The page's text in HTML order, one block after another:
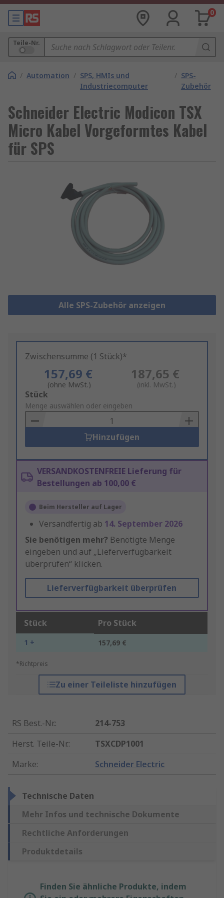
0
Teile-Nr.
/ Automation / SPS, HMIs und
Industriecomputer
/ SPS-
Zubehör
Schneider Electric Modicon TSX
Micro Kabel Vorgeformtes Kabel
für SPS
Alle SPS-Zubehör anzeigen
Zwischensumme (1 Stück)*
157,69 €
(ohne MwSt.)
187,65 €
(inkl. MwSt.)
Add
to
Basket
Stück
Menge auswählen oder eingeben
Hinzufügen
VERSANDKOSTENFREIE Lieferung für
Bestellungen ab 100,00 €
Beim Hersteller auf Lager
Versandfertig ab 14. September 2026
Sie benötigen mehr? Benötigte Menge
eingeben und auf „Lieferverfügbarkeit
überprüfen“ klicken.
Lieferverfügbarkeit überprüfen
Stück Pro Stück
1 + 157,69 €
*Richtpreis
Zu einer Teileliste hinzufügen
RS Best.-Nr.:
214-753
Herst. Teile-Nr.:
TSXCDP1001
Marke: Schneider Electric
Technische Daten
Mehr Infos und technische Dokumente
Rechtliche Anforderungen
Produktdetails
Finden Sie ähnliche Produkte, indem